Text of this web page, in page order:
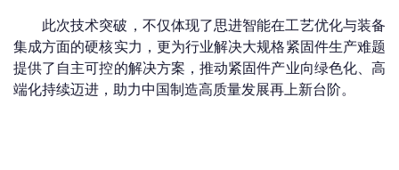
此次技术突破，不仅体现了思进智能在工艺优化与装备
集成方面的硬核实力，更为行业解决大规格紧固件生产难题
提供了自主可控的解决方案，推动紧固件产业向绿色化、高
端化持续迈进，助力中国制造高质量发展再上新台阶。